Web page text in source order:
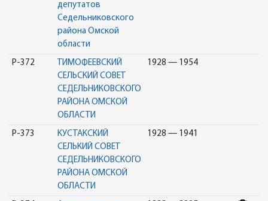
депутатов
Седельниковского
района Омской
области
Р-372
ТИМОФЕЕВСКИЙ
СЕЛЬСКИЙ СОВЕТ
СЕДЕЛЬНИКОВСКОГО
РАЙОНА ОМСКОЙ
ОБЛАСТИ
1928 — 1954
Р-373
КУСТАКСКИЙ
СЕЛЬКИЙ СОВЕТ
СЕДЕЛЬНИКОВСКОГО
РАЙОНА ОМСКОЙ
ОБЛАСТИ
1928 — 1941